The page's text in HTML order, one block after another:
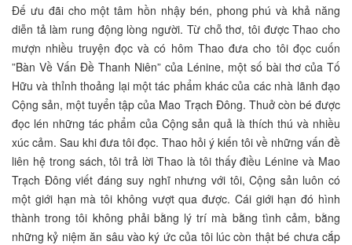
Đế ưu đãi cho một tâm hồn nhậy bén, phong phú và khả năng
diễn tả làm rung động lòng người. Từ chỗ thơ, tôi được Thao cho
mượn nhiều truyện đọc và có hôm Thao đưa cho tôi đọc cuốn
”Bàn Về Vấn Đề Thanh Niên” của Lénine, một số bài thơ của Tố
Hữu và thỉnh thoảng lại một tác phẩm khác của các nhà lãnh đạo
Cộng sản, một tuyển tập của Mao Trạch Đông. Thuở còn bé được
đọc lén những tác phẩm của Cộng sản quả là thích thú và nhiều
xúc cảm. Sau khi đưa tôi đọc. Thao hỏi ý kiến tôi về những vấn đề
liên hệ trong sách, tôi trả lời Thao là tôi thấy điều Lénine và Mao
Trạch Đông viết đáng suy nghĩ nhưng với tôi, Cộng sản luôn có
một giới hạn mà tôi không vượt qua được. Cái giới hạn đó hình
thành trong tôi không phải bằng lý trí mà bằng tình cảm, bằng
những kỷ niệm ăn sâu vào ký ức của tôi lúc còn thật bé chưa cắp